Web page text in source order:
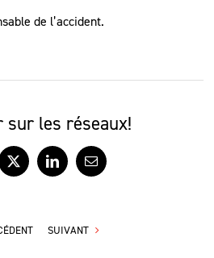
de l’accident.
sur les réseaux!
X LinkedInCourriel
SUIVANT